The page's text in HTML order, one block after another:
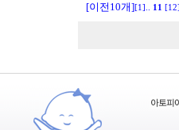
[이전10개][1] 11 [12]